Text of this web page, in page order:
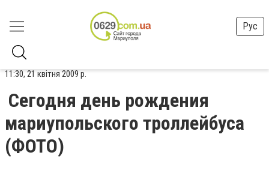
Рус
11:30, 21 квітня 2009 р.
Сегодня день рождения
мариупольского троллейбуса
(ФОТО)